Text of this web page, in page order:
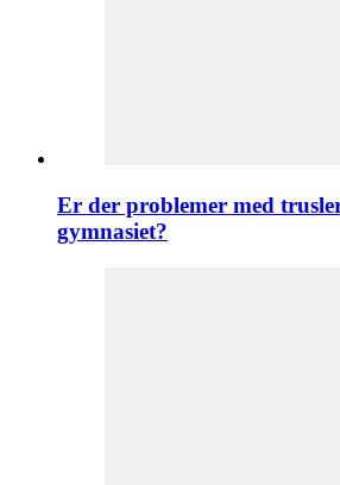
Er der problemer med
gymnasiet?